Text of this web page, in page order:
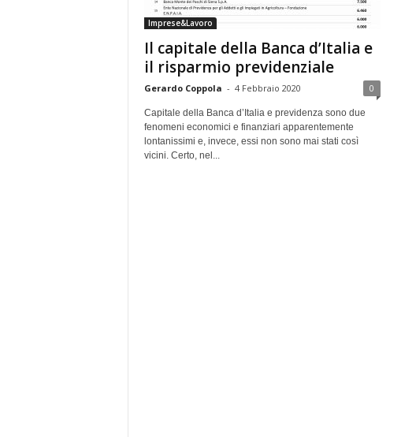
Imprese&Lavoro
Il capitale della Banca d’Italia e
il risparmio previdenziale
Gerardo Coppola - 4 Febbraio 2020 0
Capitale della Banca d’Italia e previdenza sono due
fenomeni economici e finanziari apparentemente
lontanissimi e, invece, essi non sono mai stati così
vicini. Certo, nel...